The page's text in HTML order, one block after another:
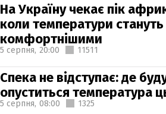
На Україну чекає пік
коли температури стануть
комфортнішими
5 серпня, 20:00 11511
Спека не відступає: де
опуститься температура
5 серпня, 08:00 1325